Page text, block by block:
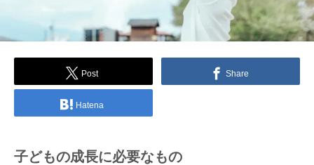
Post Share
Hatena
子どもの成長に必要なもの